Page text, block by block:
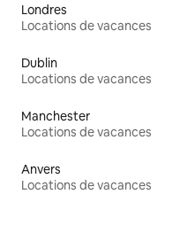
Londres
Locations de vacances
Dublin
Locations de vacances
Manchester
Locations de vacances
Anvers
Locations de vacances